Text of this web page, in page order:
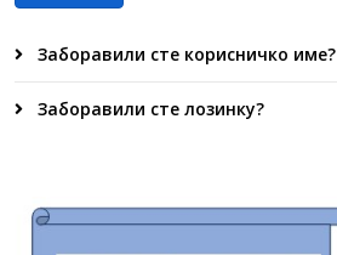
Заборавили сте корисничко име?
Заборавили сте лозинку?